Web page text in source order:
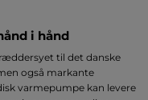
i hånd
til det danske
også markante
varmepumpe kan levere